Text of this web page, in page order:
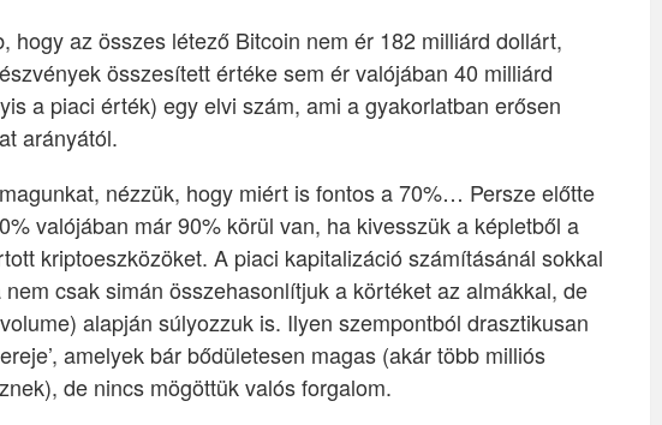
hogy az összes létező Bitcoin nem ér 182 milliárd dollárt,
összesített értéke sem ér valójában 40 milliárd
a piaci érték) egy elvi szám, ami a gyakorlatban erősen
arányától.
nézzük, hogy miért is fontos a 70%… Persze előtte
valójában már 90% körül van, ha kivesszük a képletből a
kriptoeszközöket. A piaci kapitalizáció számításánál sokkal
csak simán összehasonlítjuk a körtéket az almákkal, de
alapján súlyozzuk is. Ilyen szempontból drasztikusan
amelyek bár bődületesen magas (akár több milliós
de nincs mögöttük valós forgalom.